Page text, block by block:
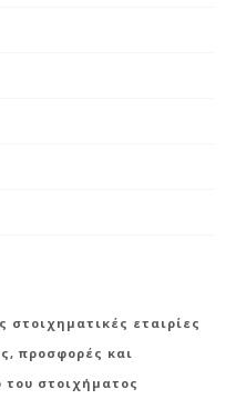
στοιχηματικές εταιρίες
προσφορές και
του στοιχήματος